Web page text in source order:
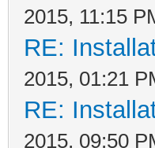
2015, 11:15
RE:
2015, 01:21
RE:
2015, 09:50